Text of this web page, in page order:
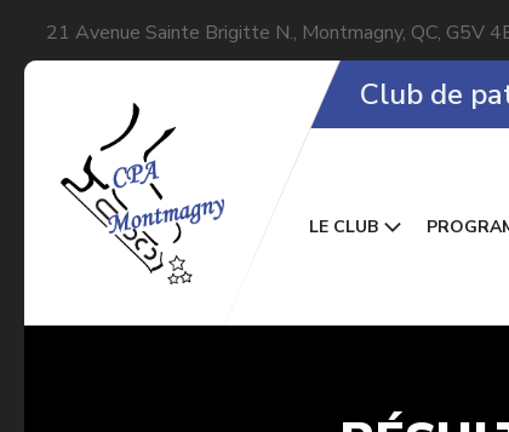
21 Avenue Sainte Brigitte N., Montmagny, QC, G5V
Club de
LE CLUB